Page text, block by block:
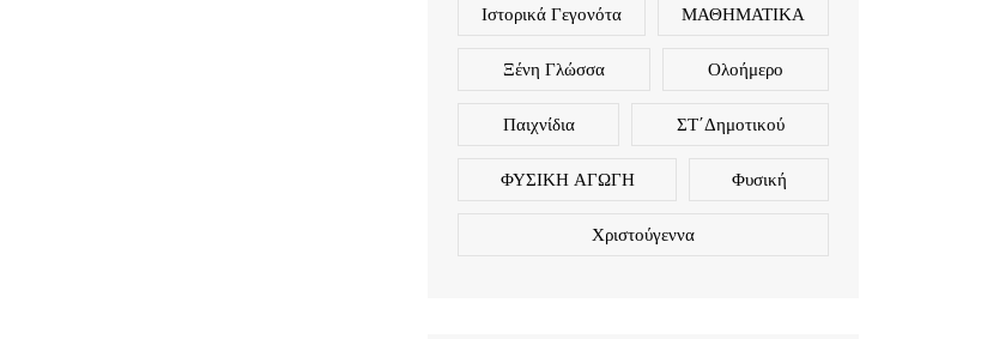
Ιστορικά Γεγονότα ΜΑΘΗΜΑΤΙΚΑ
Ξένη Γλώσσα Ολοήμερο
Παιχνίδια ΣΤ΄Δημοτικού
ΦΥΣΙΚΗ ΑΓΩΓΗ Φυσική
Χριστούγεννα